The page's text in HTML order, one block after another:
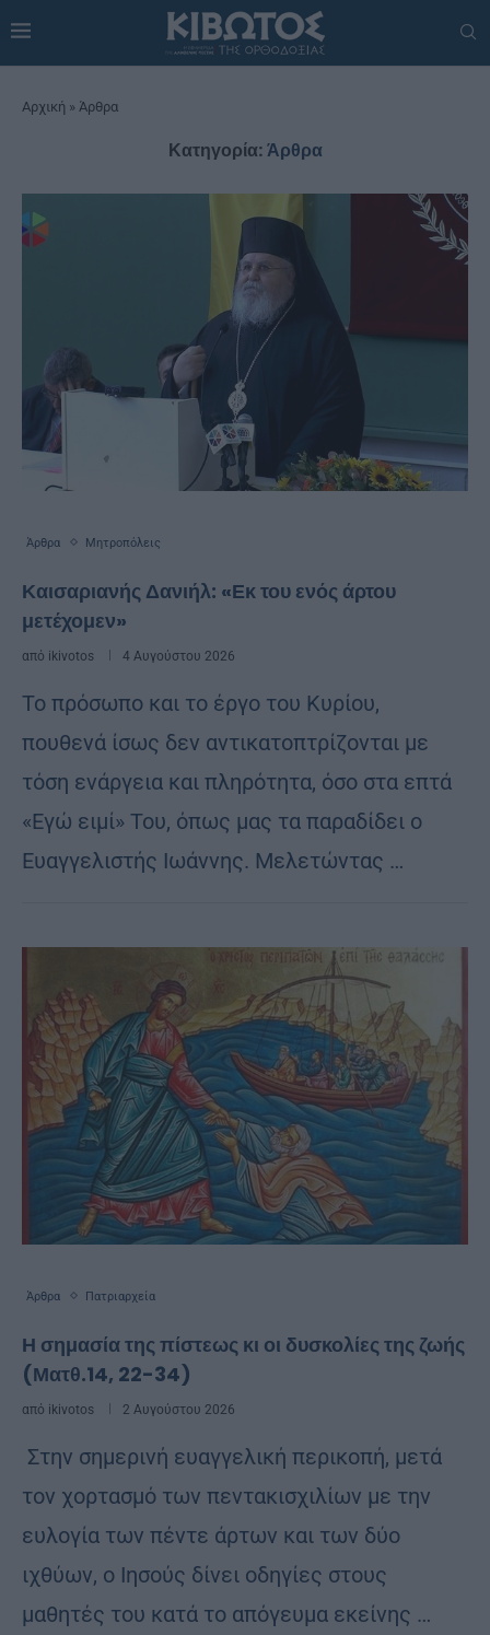
Αρχική » Άρθρα
Κατηγορία:Άρθρα
Άρθρα Μητροπόλεις
Καισαριανής Δανιήλ: «Εκ του ενός άρτου
μετέχομεν»
από ikivotos 4 Αυγούστου 2026
Το πρόσωπο και το έργο του Κυρίου,
πουθενά ίσως δεν αντικατοπτρίζονται με
τόση ενάργεια και πληρότητα, όσο στα επτά
«Εγώ ειμί» Του, όπως μας τα παραδίδει ο
Ευαγγελιστής Ιωάννης. Μελετώντας …
Άρθρα Πατριαρχεία
Η σημασία της πίστεως κι οι δυσκολίες της ζωής
(Ματθ.14, 22-34)
από ikivotos 2 Αυγούστου 2026
Στην σημερινή ευαγγελική περικοπή, μετά
τον χορτασμό των πεντακισχιλίων με την
ευλογία των πέντε άρτων και των δύο
ιχθύων, ο Ιησούς δίνει οδηγίες στους
μαθητές του κατά το απόγευμα εκείνης …